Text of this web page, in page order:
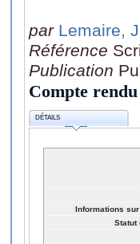
par Lemaire,
Référence
Publication
Compte rendu
DÉTAILS
Informations
Statut